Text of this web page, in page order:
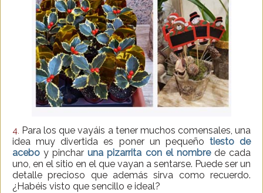
4. Para los que vayáis a tener muchos comensales, una
idea muy divertida es poner un pequeño tiesto de
acebo y pincharuna pizarrita con el nombrede cada
uno, en el sitio en el que vayan a sentarse. Puede ser un
detalle precioso que además sirva como recuerdo.
¿Habéis visto que sencillo e ideal?